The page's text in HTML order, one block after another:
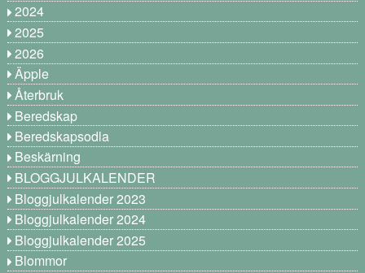
2024
2025
2026
Äpple
Återbruk
Beredskap
Beredskapsodla
Beskärning
BLOGGJULKALENDER
Bloggjulkalender 2023
Bloggjulkalender 2024
Bloggjulkalender 2025
Blommor